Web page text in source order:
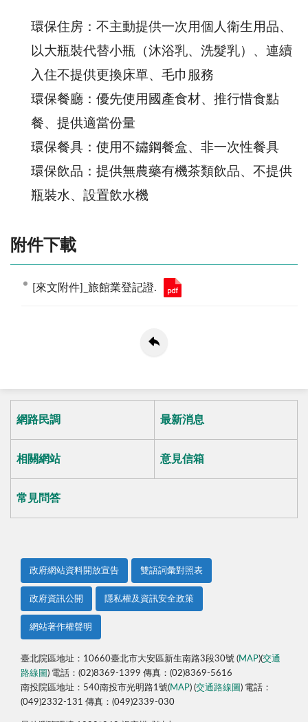
環保住房： 不主動提供一次用個人衛生用品、
以大瓶裝代替小瓶（沐浴乳、洗髮乳）、 連續
入住不提供更換床單、毛巾服務
環保餐廳：優先使用國產食材、推行惜食點
餐、提供適當份量
環保餐具：使用不鏽鋼餐盒、非一次性餐具
環保飲品：提供無農藥有機茶類飲品、不提供
瓶裝水、設置飲水機
附件下載
[來文附件]_旅館業登記證.
網路民調 最新消息
相關網站 意見信箱
常見問答
政府網站資料開放宣告 雙語詞彙對照表
政府資訊公開 隱私權及資訊安全政策
網站著作權聲明
臺北院區地址：10660臺北市大安區新生南路3段30號 (MAP)(交通
路線圖 ) 電話：(02)8369-1399 傳真：(02)8369-5616
南投院區地址：540南投市光明路1號(MAP) (交通路線圖 ) 電話：
(049)2332-131 傳真：(049)2339-030